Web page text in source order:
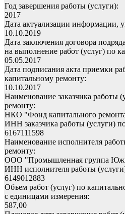
Год завершения работы (услуги):
2017
Дата актуализации информации,
10.10.2019
Дата заключения договора
на выполнение работ (услуг) по
05.05.2017
Дата подписания акта приемки
капитальному ремонту:
10.10.2017
Наименование заказчика работы
ремонту:
НКО "Фонд капитального
ИНН заказчика работы (услуги)
6167111598
Наименование исполнителя
ремонту:
ООО "Промышленная группа
ИНН исполнителя работы
6149012883
Объем работ (услуг) по
с единицами измерения:
587,00